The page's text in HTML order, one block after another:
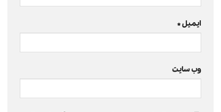
ایمیل*
وب‌ سایت